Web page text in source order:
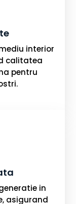
interior
calitatea
pentru
in
asigurand